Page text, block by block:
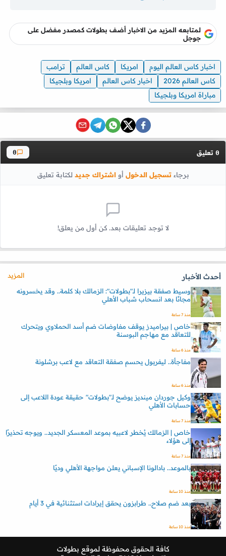
لمتابعه المزيد من الاخبار أضف بطولات كمصدر مفضل على
جوجل
اخبار كاس العالم اليوم امريكا كاس العالم
ترامب
كاس العالم 2026
اخبار كاس العالم
امريكا وبلجيكا
مباراة امريكا وبلجيكا
0 تعليق 0
برجاءتسجيل الدخول أواشتراك جديد لكتابة تعليق
لا توجد تعليقات بعد. كن أول من يعلق!
أحدث الأخبار
المزيد
وسيط صفقة بيزيرا لـ"بطولات": الزمالك بلا كلمة.. وقد يخسرونه
مجانًا بعد انسحاب شباب الأهلي
منذ 7 ساعة
خاص | بيراميدز يوقف مفاوضات ضم أسد الحملاوي ويتحرك
للتعاقد مع مهاجم البوسنة
منذ 6 ساعة
مفاجأة.. ليفربول يحسم صفقة التعاقد مع لاعب برشلونة
منذ 6 ساعة
وكيل جوردان مينديز يوضح لـ"بطولات" حقيقة عودة اللاعب إلى
حسابات الأهلي
منذ 7 ساعة
خاص | الزمالك يُخطر لاعبيه بموعد المعسكر الجديد.. ويوجه تحذيرًا
إلى هؤلاء
منذ 7 ساعة
بالموعد.. بادالونا الإسباني يعلن مواجهة الأهلي وديًا
منذ 10 ساعة
بعد ضم صلاح.. طرابزون يحقق إيرادات استثنائية في 3 أيام
منذ 10 ساعة
كافة الحقوق محفوظة لموقع بطولات